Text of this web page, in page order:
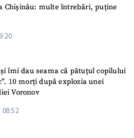
Chișinău: multe întrebări, puține
îmi dau seama că pătuțul copilului
10 morți după explozia unei
Voronov